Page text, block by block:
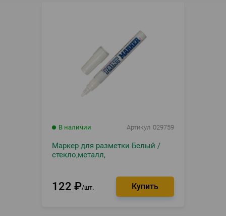
В наличии Артикул 029759
Маркер для разметки Белый /
стекло,металл,
122 ₽ шт.